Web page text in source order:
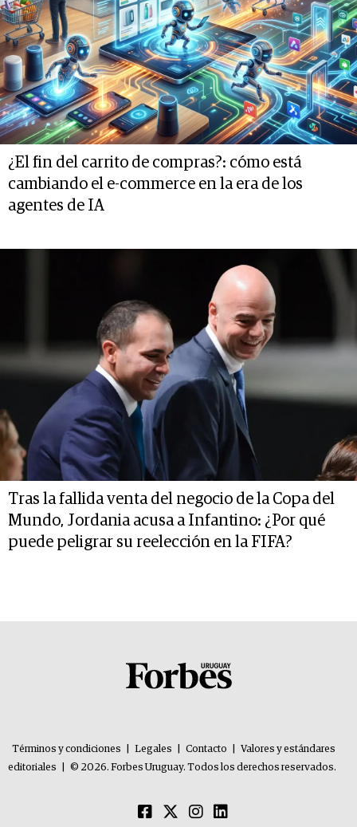
¿El fin del carrito de compras?: cómo está
cambiando el e-commerce en la era de los
agentes de IA
Tras la fallida venta del negocio de la Copa del
Mundo, Jordania acusa a Infantino: ¿Por qué
puede peligrar su reelección en la FIFA?
Términos y condiciones Legales Contacto
Valores y estándares
editoriales
© 2026. Forbes Uruguay. Todos los derechos reservados.